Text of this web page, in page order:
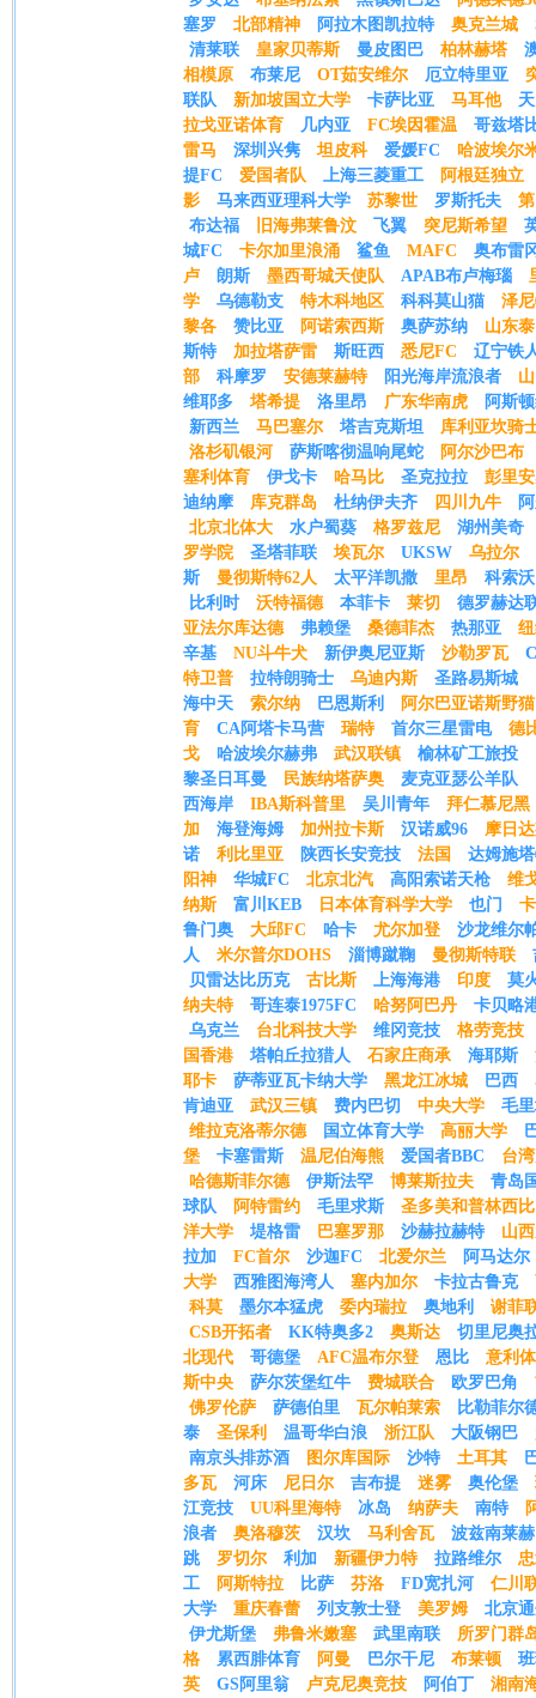
塞罗
北部精神 阿拉木图凯拉特 奥克兰城
清莱联
皇家贝蒂斯 曼皮图巴 柏林赫塔
相模原
布莱尼 OT茹安维尔 厄立特里亚
联队
新加坡国立大学 卡萨比亚 马耳他
拉戈亚诺体育
几内亚 FC埃因霍温
哥兹塔
雷马
深圳兴隽 坦皮科 爱媛FC
哈波埃尔
提FC
爱国者队 上海三菱重工
阿根廷独立
影
马来西亚理科大学 苏黎世 罗斯托夫
布达福
旧海弗莱鲁汶 飞翼 突尼斯希望
城FC
卡尔加里浪涌 鲨鱼 MAFC
奥布雷
卢
朗斯 墨西哥城天使队 APAB布卢梅瑙
学
乌德勒支 特木科地区 科科莫山猫
泽
黎各
赞比亚 阿诺索西斯 奥萨苏纳
山东
斯特
加拉塔萨雷 斯旺西 悉尼FC
辽宁铁
部
科摩罗 安德莱赫特 阳光海岸流浪者
维耶多
塔希提 洛里昂 广东华南虎
阿斯
新西兰
马巴塞尔 塔吉克斯坦
库利亚坎骑
洛杉矶银河
萨斯喀彻温响尾蛇
阿尔沙巴布
塞利体育
伊戈卡 哈马比 圣克拉拉
彭里
迪纳摩
库克群岛 杜纳伊夫齐 四川九牛
北京北体大
水户蜀葵 格罗兹尼
湖州美奇
罗学院
圣塔菲联 埃瓦尔 UKSW
乌拉尔
斯
曼彻斯特62人 太平洋凯撒 里昂
科索沃
比利时
沃特福德 本菲卡 莱切
德罗赫达
亚法尔库达德
弗赖堡 桑德菲杰 热那亚
辛基
NU斗牛犬 新伊奥尼亚斯 沙勒罗瓦
特卫普
拉特朗骑士 乌迪内斯 圣路易斯城
海中天
索尔纳 巴恩斯利
阿尔巴亚诺斯野猫
育
CA阿塔卡马营 瑞特 首尔三星雷电
德
戈
哈波埃尔赫弗 武汉联镇 榆林矿工旅投
黎圣日耳曼
民族纳塔萨奥 麦克亚瑟公羊队
西海岸
IBA斯科普里 吴川青年
拜仁慕尼黑
加
海登海姆 加州拉卡斯 汉诺威96
摩日
诺
利比里亚 陕西长安竞技 法国
达姆施
阳神
华城FC 北京北汽 高阳索诺天枪
维
纳斯
富川KEB 日本体育科学大学 也门
鲁门奥
大邱FC 哈卡 尤尔加登
沙龙维尔
人
米尔普尔DOHS 淄博蹴鞠 曼彻斯特联
贝雷达比历克
古比斯 上海海港 印度
莫
纳夫特
哥连泰1975FC 哈努阿巴丹
卡贝略
乌克兰
台北科技大学 维冈竞技
格劳竞技
国香港
塔帕丘拉猎人 石家庄商承 海耶斯
耶卡
萨蒂亚瓦卡纳大学 黑龙江冰城 巴西
肯迪亚
武汉三镇 费内巴切 中央大学
毛
维拉克洛蒂尔德
国立体育大学 高丽大学
堡
卡塞雷斯 温尼伯海熊 爱国者BBC
台
哈德斯菲尔德
伊斯法罕 博莱斯拉夫
青岛
球队
阿特雷约 毛里求斯
圣多美和普林西比
洋大学
堤格雷 巴塞罗那 沙赫拉赫特
山
拉加
FC首尔 沙迦FC 北爱尔兰
阿马达尔
大学
西雅图海湾人 塞内加尔 卡拉古鲁克
科莫
墨尔本猛虎 委内瑞拉 奥地利
谢菲
CSB开拓者
KK特奥多2 奥斯达
切里尼奥
北现代
哥德堡 AFC温布尔登 恩比
意利
斯中央
萨尔茨堡红牛 费城联合 欧罗巴角
佛罗伦萨
萨德伯里 瓦尔帕莱索
比勒菲尔
泰
圣保利 温哥华白浪 浙江队 大阪钢巴
南京头排苏酒
图尔库国际 沙特 土耳其
多瓦
河床 尼日尔 吉布提 迷雾 奥伦堡
江竞技
UU科里海特 冰岛 纳萨夫 南特
浪者
奥洛穆茨 汉坎 马利舍瓦
波兹南莱赫
跳
罗切尔 利加 新疆伊力特 拉路维尔
工
阿斯特拉 比萨 芬洛 FD宽扎河
仁川
大学
重庆春蕾 列支敦士登 美罗姆
北京
伊尤斯堡
弗鲁米嫩塞 武里南联
所罗门群
格
累西腓体育 阿曼 巴尔干尼 布莱顿
英
GS阿里翁 卢克尼奥竞技 阿伯丁
湘南